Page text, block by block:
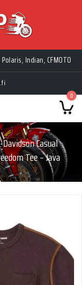
Indian, CFMOTO
0
Casual ›
Tee – Java